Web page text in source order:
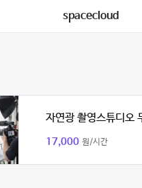
spacecloud
자연광 촬영스튜디오
17,000 원/시간